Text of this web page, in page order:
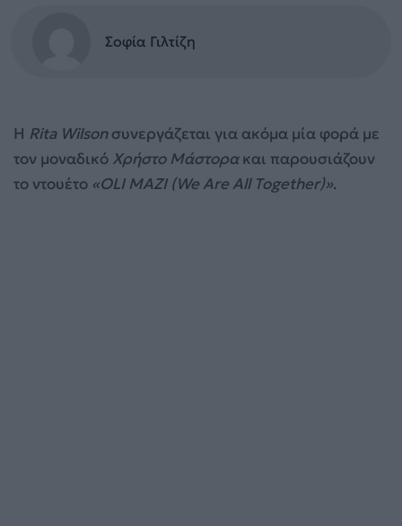
Σοφία Γιλτίζη
Η Rita Wilsonσυνεργάζεται για ακόμα μία φορά με
τον μοναδικό Χρήστο Μάστορακαι παρουσιάζουν
το ντουέτο «OLI MAZI (We Are All Together)».